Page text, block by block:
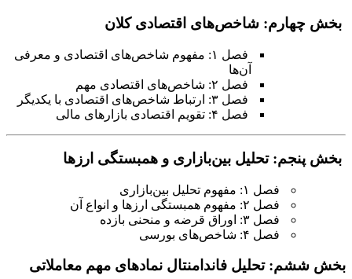
بخش چهارم: شاخص‌های اقتصادی کلان
فصل ۱: مفهوم شاخص‌های اقتصادی و معرفی
آن‌ها
فصل ۲: شاخص‌های اقتصادی مهم
فصل ۳: ارتباط شاخص‌های اقتصادی با یکدیگر
فصل ۴: تقویم اقتصادی بازارهای مالی
بخش پنجم: تحلیل بین‌بازاری و همبستگی ارزها
فصل ۱: مفهوم تحلیل بین‌بازاری
فصل ۲: مفهوم همبستگی ارزها و انواع آن
فصل ۳: اوراق قرضه و منحنی بازده
فصل ۴: شاخص‌های بورسی
بخش ششم: تحلیل فاندامنتال نمادهای مهم معاملاتی